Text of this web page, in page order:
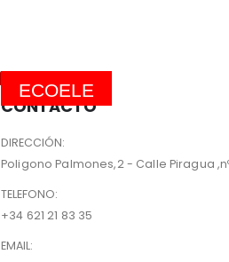
ECOELE
CONTACTO
DIRECCIÓN:
Poligono Palmones,2 - Calle Piragua
TELEFONO:
+34 621 21 83 35
EMAIL: